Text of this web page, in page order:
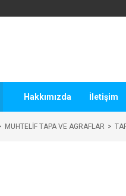
Hakkımızda İletişim
MUHTELİF TAPA VE AGRAFLAR